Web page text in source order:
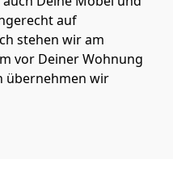
auf
stehen wir am
vor Deiner Wohnung
übernehmen wir